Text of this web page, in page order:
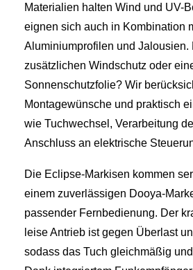
Materialien halten Wind und UV-
eignen sich auch in Kombination
Aluminiumprofilen und Jalousien.
zusätzlichen Windschutz oder
Sonnenschutzfolie? Wir
Montagewünsche und praktisch
wie Tuchwechsel, Verarbeitung
Anschluss an elektrische
Die Eclipse‑Markisen kommen
einem zuverlässigen
passender Fernbedienung. Der
leise Antrieb ist gegen Überlast
sodass das Tuch gleichmäßig